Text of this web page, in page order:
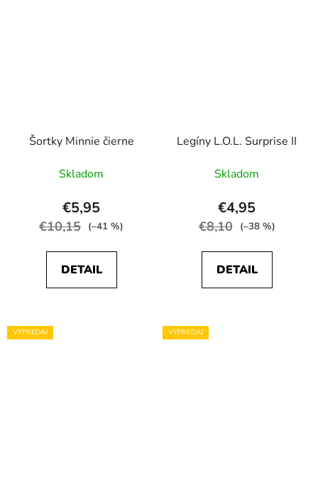
Šortky Minnie čierne
Skladom
€5,95
€10,15 (–41 %)
DETAIL
Legíny L.O.L. Surprise II
Skladom
€4,95
€8,10 (–38 %)
DETAIL
VÝPREDAJ VÝPREDAJ